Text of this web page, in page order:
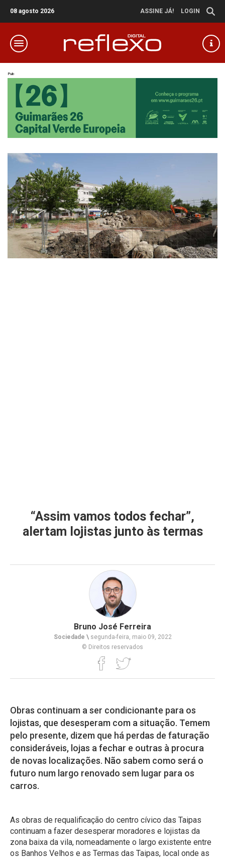
08 agosto 2026 ASSINE JÁ! LOGIN
Pub
“Assim vamos todos fechar”,
alertam lojistas junto às termas
Bruno José Ferreira
Sociedade \segunda-feira, maio 09, 2022
© Direitos reservados
Obras continuam a ser condicionante para os
lojistas, que desesperam com a situação. Temem
pelo presente, dizem que há perdas de faturação
consideráveis, lojas a fechar e outras à procura
de novas localizações. Não sabem como será o
futuro num largo renovado sem lugar para os
carros.
As obras de requalificação do centro cívico das Taipas
continuam a fazer desesperar moradores e lojistas da
zona baixa da vila, nomeadamente o largo existente entre
os Banhos Velhos e as Termas das Taipas, local onde as